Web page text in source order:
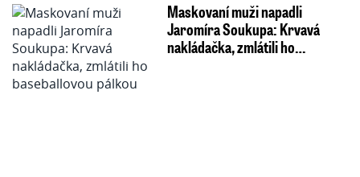
Maskovaní muži napadli
Jaromíra Soukupa: Krvavá
nakládačka, zmlátili ho…